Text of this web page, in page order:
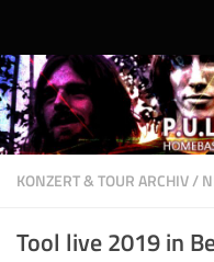
KONZERT & TOUR ARCHIV/
Tool live 2019 in